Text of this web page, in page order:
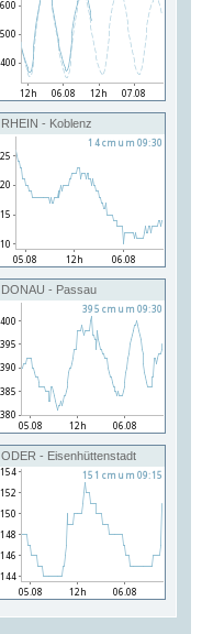
RHEIN - Koblenz
DONAU - Passau
ODER - Eisenhüttenstadt